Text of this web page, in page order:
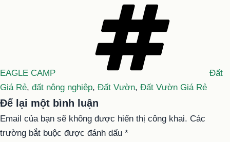
EAGLE CAMP
Đất
Giá Rẻ, đất nông nghiệp, Đất Vườn, Đất Vườn Giá Rẻ
Để lại một bình luận
Email của bạn sẽ không được hiển thị công khai. Các
trường bắt buộc được đánh dấu *